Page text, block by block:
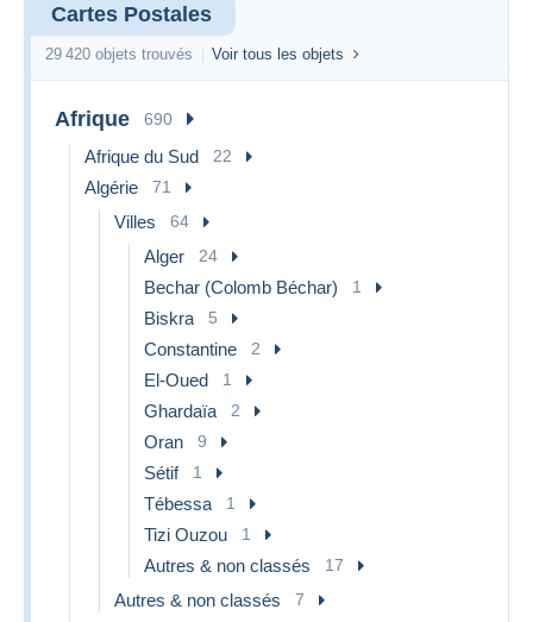
Cartes Postales
29 420 objets trouvés Voir tous les objets
Afrique 690
Afrique du Sud 22
Algérie 71
Villes 64
Alger 24
Bechar (Colomb Béchar) 1
Biskra 5
Constantine 2
El-Oued 1
Ghardaïa 2
Oran 9
Sétif 1
Tébessa 1
Tizi Ouzou 1
Autres & non classés 17
Autres & non classés 7